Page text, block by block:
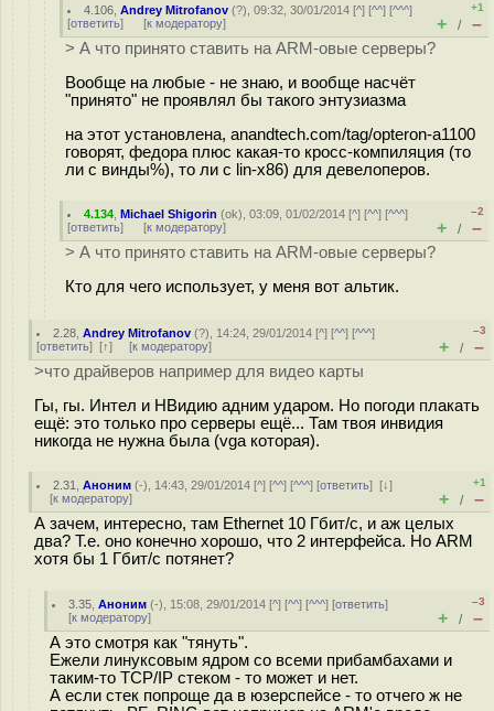
4.106 ,Andrey Mitrofanov (?), 09:32, 30/01/2014 [^] [^^] [^^^]
[ответить] [к модератору]
+1
+ / –
> А что принято ставить на ARM-овые серверы?
Вообще на любые - не знаю, и вообще насчёт
"принято" не проявлял бы такого энтузиазма
на этот установлена, anandtech.com/tag/opteron-a1100
говорят, федора плюс какая-то кросс-компиляция (то
ли с винды%), то ли с lin-x86) для девелоперов.
4.134 ,Michael Shigorin (ok), 03:09, 01/02/2014 [^] [^^] [^^^]
[ответить] [к модератору]
–2
+ / –
> А что принято ставить на ARM-овые серверы?
Кто для чего использует, у меня вот альтик.
2.28 ,Andrey Mitrofanov (?), 14:24, 29/01/2014 [^] [^^] [^^^]
[ответить] [↑] [к модератору]
–3
+ / –
>что драйверов например для видео карты
Гы, гы. Интел и НВидию адним ударом. Но погоди плакать
ещё: это только про серверы ещё... Там твоя инвидия
никогда не нужна была (vga которая).
2.31 ,Аноним (-), 14:43, 29/01/2014 [^] [^^] [^^^] [ответить][↓]
[к модератору]
+1
+ / –
А зачем, интересно, там Ethernet 10 Гбит/с, и аж целых
два? Т.е. оно конечно хорошо, что 2 интерфейса. Но ARM
хотя бы 1 Гбит/с потянет?
3.35 ,Аноним (-), 15:08, 29/01/2014 [^] [^^] [^^^] [ответить]
[к модератору]
–3
+ / –
А это смотря как "тянуть".
Ежели линуксовым ядром со всеми прибамбахами и
таким-то TCP/IP стеком - то может и нет.
А если стек попроще да в юзерспейсе - то отчего ж не